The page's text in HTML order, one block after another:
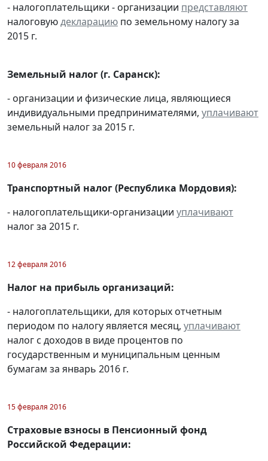
- налогоплательщики - организации представляют
налоговуюдекларацию по земельному налогу за
2015 г.
Земельный налог (г. Саранск):
- организации и физические лица, являющиеся
индивидуальными предпринимателями, уплачивают
земельный налог за 2015 г.
10 февраля 2016
Транспортный налог (Республика Мордовия):
- налогоплательщики-организации уплачивают
налог за 2015 г.
12 февраля 2016
Налог на прибыль организаций:
- налогоплательщики, для которых отчетным
периодом по налогу является месяц, уплачивают
налог с доходов в виде процентов по
государственным и муниципальным ценным
бумагам за январь 2016 г.
15 февраля 2016
Страховые взносы в Пенсионный фонд
Российской Федерации: